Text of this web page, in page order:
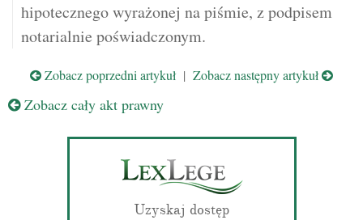
hipotecznego wyrażonej na piśmie, z podpisem
notarialnie poświadczonym.
Zobacz poprzedni artykuł | Zobacz następny artykuł
Zobacz cały akt prawny
Uzyskaj dostęp